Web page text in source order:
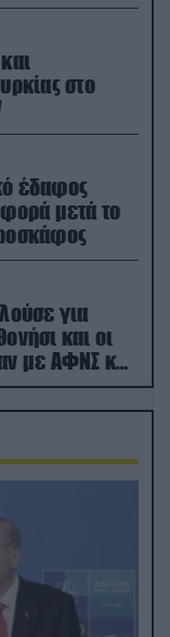
στο
έδαφος
μετά το
για
και οι
με ΑΦΝΣ και